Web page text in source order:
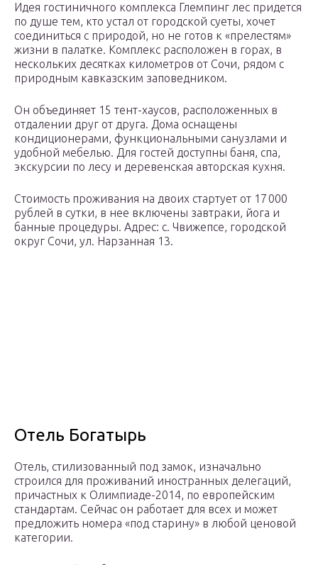
Идея гостиничного комплекса Глемпинг лес придется
по душе тем, кто устал от городской суеты, хочет
соединиться с природой, но не готов к «прелестям»
жизни в палатке. Комплекс расположен в горах, в
нескольких десятках километров от Сочи, рядом с
природным кавказским заповедником.
Он объединяет 15 тент-хаусов, расположенных в
отдалении друг от друга. Дома оснащены
кондиционерами, функциональными санузлами и
удобной мебелью. Для гостей доступны баня, спа,
экскурсии по лесу и деревенская авторская кухня.
Стоимость проживания на двоих стартует от 17 000
рублей в сутки, в нее включены завтраки, йога и
банные процедуры. Адрес: с. Чвижепсе, городской
округ Сочи, ул. Нарзанная 13.
Отель Богатырь
Отель, стилизованный под замок, изначально
строился для проживаний иностранных делегаций,
причастных к Олимпиаде-2014, по европейским
стандартам. Сейчас он работает для всех и может
предложить номера «под старину» в любой ценовой
категории.